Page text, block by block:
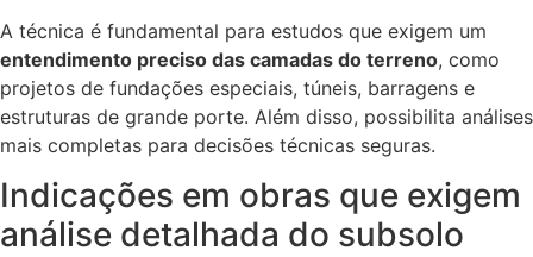
A técnica é fundamental para estudos que exigem um
entendimento preciso das camadas do terreno, como
projetos de fundações especiais, túneis, barragens e
estruturas de grande porte. Além disso, possibilita análises
mais completas para decisões técnicas seguras.
Indicações em obras que exigem
análise detalhada do subsolo